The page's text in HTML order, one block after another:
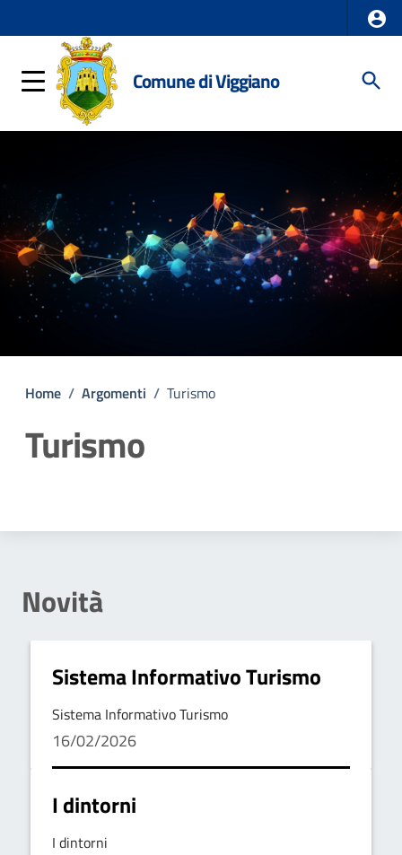
Comune di Viggiano
Home / Argomenti / Turismo
Turismo
Novità
Sistema Informativo Turismo
Sistema Informativo Turismo
16/02/2026
I dintorni
I dintorni